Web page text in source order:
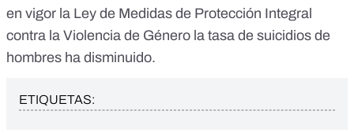
en vigor la Ley de Medidas de Protección Integral
contra la Violencia de Género la tasa de suicidios de
hombres ha disminuido.
ETIQUETAS: